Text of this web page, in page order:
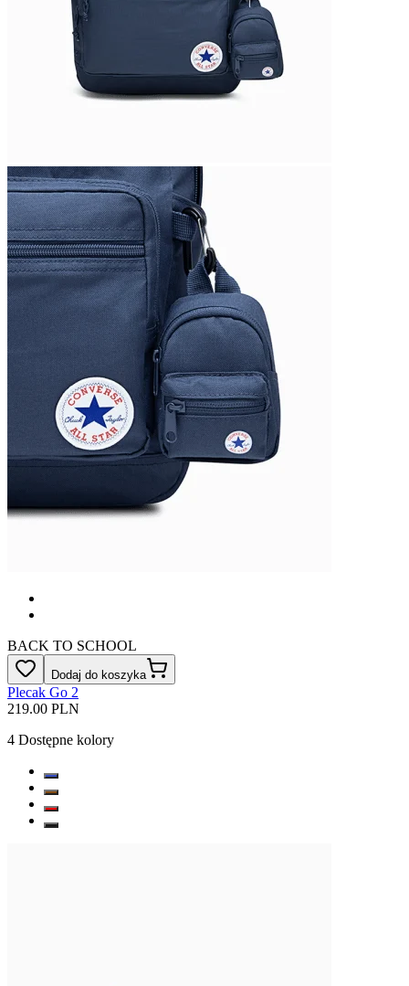
BACK TO SCHOOL
Dodaj do koszyka
Plecak Go 2
219.00 PLN
4 Dostępne kolory